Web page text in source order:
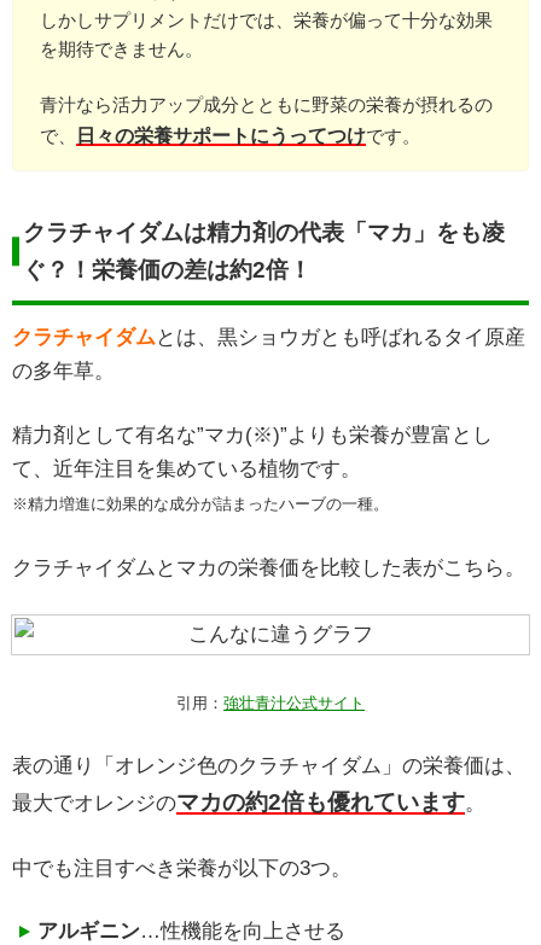
しかしサプリメントだけでは、栄養が偏って十分な効果
を期待できません。
青汁なら活力アップ成分とともに野菜の栄養が摂れるの
で、
日々の栄養サポートにうってつけです。
クラチャイダムは精力剤の代表「マカ」をも凌
ぐ？！栄養価の差は約2倍！
クラチャイダム とは、黒ショウガとも呼ばれるタイ原産
の多年草。
精力剤として有名な”マカ(※)”よりも栄養が豊富とし
て、近年注目を集めている植物です。
※精力増進に効果的な成分が詰まったハーブの一種。
クラチャイダムとマカの栄養価を比較した表がこちら。
引用： 強壮青汁公式サイト
表の通り「オレンジ色のクラチャイダム」の栄養価は、
最大でオレンジのマカの約2倍も優れています。
中でも注目すべき栄養が以下の3つ。
アルギニン…性機能を向上させる